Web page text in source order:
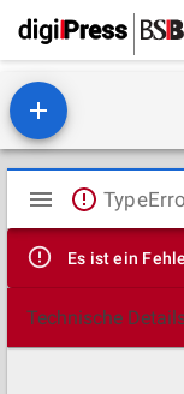
Mirador
Viewer
Es ist ein
Technische